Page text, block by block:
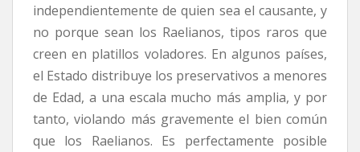
independientemente de quien sea el causante, y
no porque sean los Raelianos, tipos raros que
creen en platillos voladores. En algunos países,
el Estado distribuye los preservativos a menores
de Edad, a una escala mucho más amplia, y por
tanto, violando más gravemente el bien común
que los Raelianos. Es perfectamente posible